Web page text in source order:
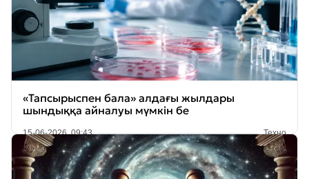
«Тапсырыспен бала» алдағы жылдары
шындыққа айналуы мүмкін бе
15-06-2026, 09:43 Техно